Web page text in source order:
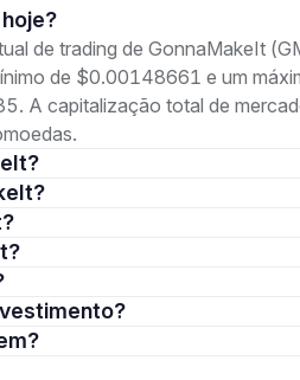
hoje?
de trading de GonnaMakeIt
de $0.00148661 e um
A capitalização total de